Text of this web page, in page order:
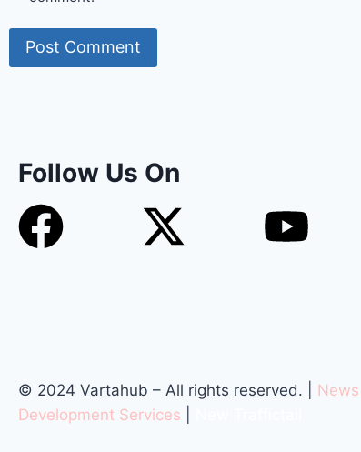
Follow Us On
© 2024 Vartahub – All rights reserved. |
Development Services